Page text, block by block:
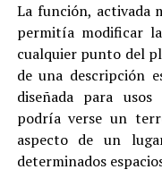
La función, activada
permitía modificar
cualquier punto del
de una descripción
diseñada para
podría verse un
aspecto de un
determinados